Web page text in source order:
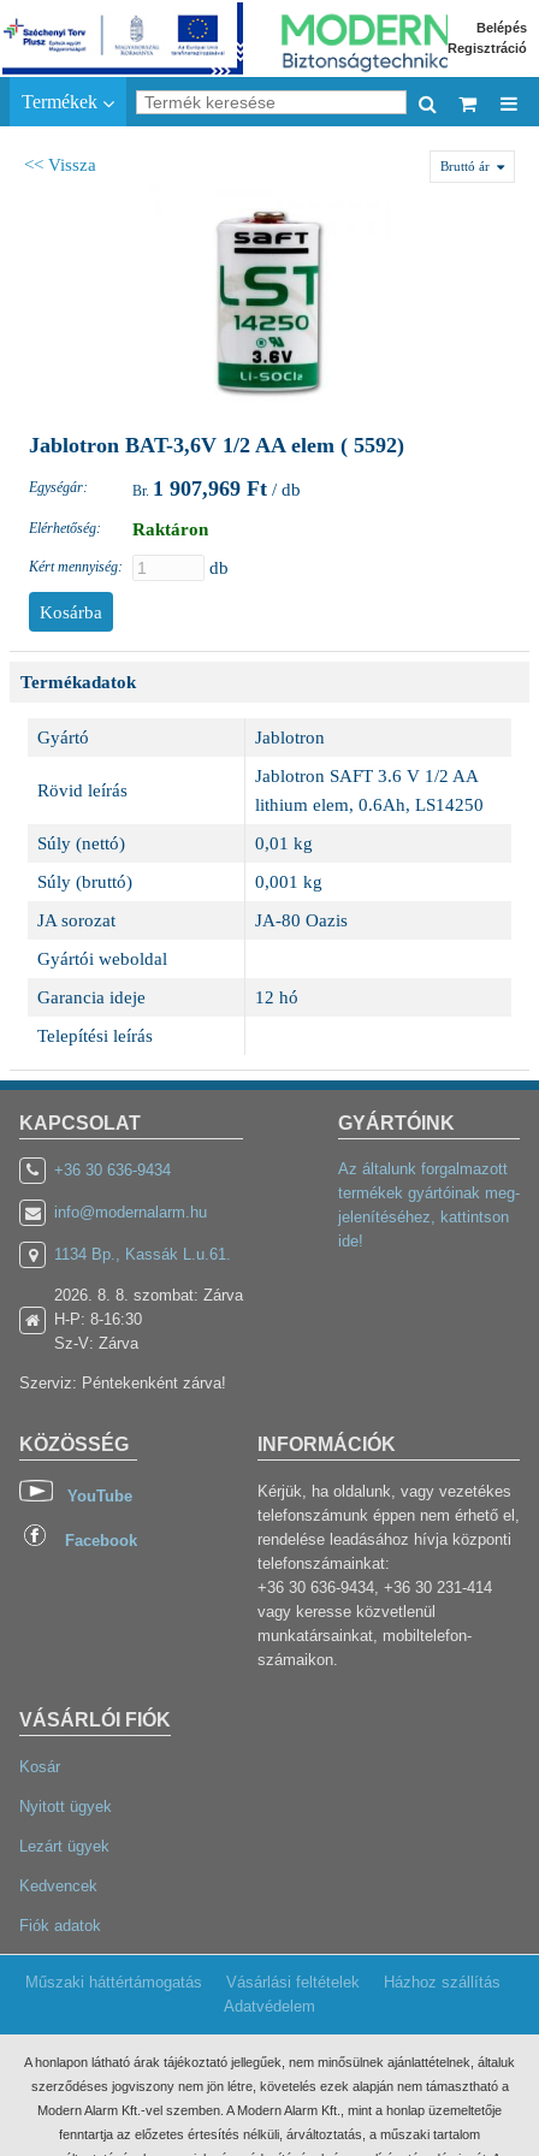
Belépés
Regisztráció
Termékek
<< Vissza Bruttó ár
Jablotron BAT-3,6V 1/2 AA elem ( 5592)
Egységár: 1 907,969 Ft / db
Elérhetőség: Raktáron
Kért mennyiség: db
Termékadatok
Gyártó Jablotron
Rövid leírás
Jablotron SAFT 3.6 V 1/2 AA
lithium elem, 0.6Ah, LS14250
Súly (nettó)
0,01 kg
Súly (bruttó)
0,001 kg
JA sorozat
JA-80 Oazis
Gyártói weboldal
Garancia ideje
12 hó
Telepítési leírás
KAPCSOLAT
+36 30 636-9434
info@modernalarm.hu
1134 Bp., Kassák L.u.61.
2026. 8. 8. szombat: Zárva
H-P: 8-16:30
Sz-V: Zárva
Szerviz: Péntekenként zárva!
VÁSÁRLÓI FIÓK
Kosár
Nyitott ügyek
Lezárt ügyek
Kedvencek
Fiók adatok
KÖZÖSSÉG
YouTube
Facebook
INFORMÁCIÓK
Kérjük, ha oldalunk, vagy vezetékes
telefonszámunk éppen nem érhető el,
rendelése leadásához hívja központi
telefonszámainkat:
+36 30 636-9434, +36 30 231-414
vagy keresse közvetlenül
munkatársainkat, mobiltelefon-
számaikon.
GYÁRTÓINK
Az általunk forgalmazott
termékek gyártóinak meg-
jelenítéséhez, kattintson
ide!
Műszaki háttértámogatás Vásárlási feltételek
Házhoz szállítás
Adatvédelem
A honlapon látható árak tájékoztató jellegűek, nem minősülnek ajánlattételnek, általuk
szerződéses jogviszony nem jön létre, követelés ezek alapján nem támasztható a
Modern Alarm Kft.-vel szemben. A Modern Alarm Kft., mint a honlap üzemeltetője
fenntartja az előzetes értesítés nélküli, árváltoztatás, a műszaki tartalom